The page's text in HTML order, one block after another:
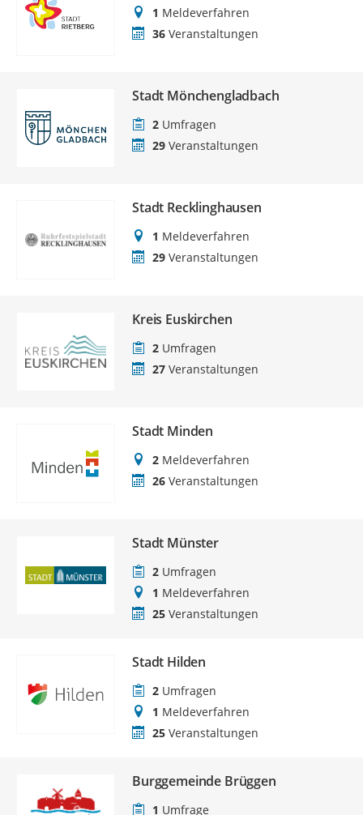
1 Meldeverfahren
36 Veranstaltungen
Stadt Mönchengladbach
2 Umfragen
29 Veranstaltungen
Stadt Recklinghausen
1 Meldeverfahren
29 Veranstaltungen
Kreis Euskirchen
2 Umfragen
27 Veranstaltungen
Stadt Minden
2 Meldeverfahren
26 Veranstaltungen
Stadt Münster
2 Umfragen
1 Meldeverfahren
25 Veranstaltungen
Stadt Hilden
2 Umfragen
1 Meldeverfahren
25 Veranstaltungen
Burggemeinde Brüggen
1 Umfrage